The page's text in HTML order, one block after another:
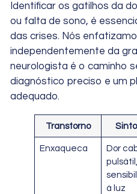
Identificar os gatilhos da
ou falta de sono, é
das crises. Nós
independentemente da
neurologista é o caminho
diagnóstico preciso e um
adequado.
Transtorno
Enxaqueca
Dor
pulsátil,
à luz